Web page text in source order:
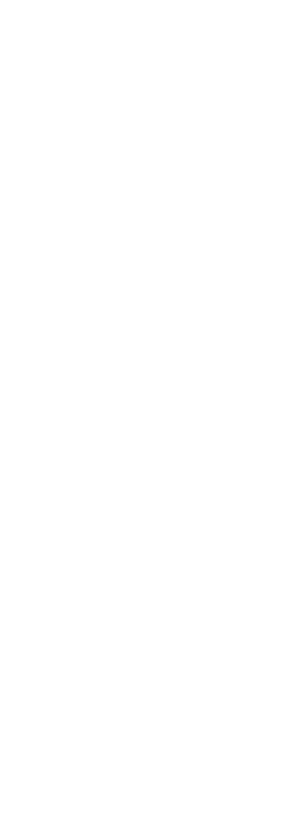
知
:22:12
知
知
知
知